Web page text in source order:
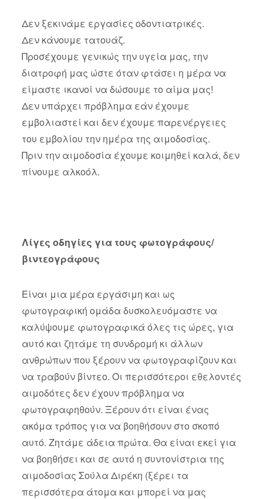
Δεν ξεκινάμε εργασίες οδοντιατρικές.
Δεν κάνουμε τατουάζ.
Προσέχουμε γενικώς την υγεία μας, την
διατροφή μας ώστε όταν φτάσει η μέρα να
είμαστε ικανοί να δώσουμε το αίμα μας!
Δεν υπάρχει πρόβλημα εάν έχουμε
εμβολιαστεί και δεν έχουμε παρενέργειες
του εμβολίου την ημέρα της αιμοδοσίας.
Πριν την αιμοδοσία έχουμε κοιμηθεί καλά, δεν
πίνουμε αλκοόλ.
Λίγες οδηγίες για τους φωτογράφους/
βιντεογράφους
Είναι μια μέρα εργάσιμη και ως
φωτογραφική ομάδα δυσκολευόμαστε να
καλύψουμε φωτογραφικά όλες τις ώρες, για
αυτό και ζητάμε τη συνδρομή κι άλλων
ανθρώπων που ξέρουν να φωτογραφίζουν και
να τραβούν βίντεο. Οι περισσότεροι εθελοντές
αιμοδότες δεν έχουν πρόβλημα να
φωτογραφηθούν. Ξέρουν ότι είναι ένας
ακόμα τρόπος για να βοηθήσουν στο σκοπό
αυτό. Ζητάμε άδεια πρώτα. Θα είναι εκεί για
να βοηθήσει και σε αυτό η συντονίστρια της
αιμοδοσίας Σούλα Διρέκη (ξέρει τα
περισσότερα άτομα και μπορεί να μας